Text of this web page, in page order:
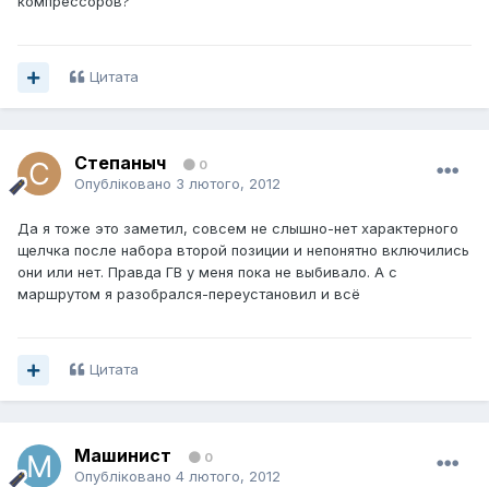
Цитата
Степаныч 0
Опубліковано 3 лютого, 2012
Да я тоже это заметил, совсем не слышно-нет характерного
щелчка после набора второй позиции и непонятно включились
они или нет. Правда ГВ у меня пока не выбивало. А с
маршрутом я разобрался-переустановил и всё
Цитата
Машинист 0
Опубліковано 4 лютого, 2012